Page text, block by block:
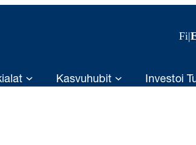
Fi|
Kasvuhubit Investoi